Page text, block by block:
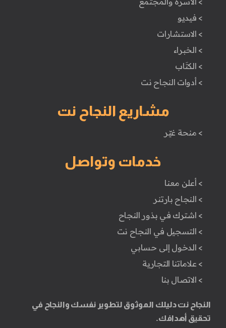
> فيديو
> الاستشارات
> الخبراء
> الكتَاب
> أدوات النجاح نت
مشاريع النجاح نت
> منحة غيّر
خدمات وتواصل
> أعلن معنا
> النجاح بارتنر
> اشترك في بذور النجاح
> التسجيل في النجاح نت
> الدخول إلى حسابي
> علاماتنا التجارية
> الاتصال بنا
النجاح نت دليلك الموثوق لتطوير نفسك والنجاح في
تحقيق أهدافك.